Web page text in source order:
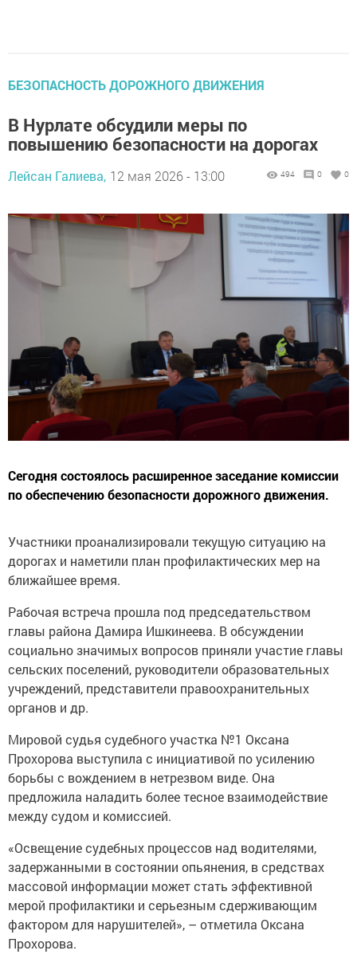
БЕЗОПАСНОСТЬ ДОРОЖНОГО ДВИЖЕНИЯ
В Нурлате обсудили меры по
повышению безопасности на дорогах
Лейсан Галиева, 12 мая 2026 - 13:00 494 0 0
Сегодня состоялось расширенное заседание комиссии
по обеспечению безопасности дорожного движения.
Участники проанализировали текущую ситуацию на
дорогах и наметили план профилактических мер на
ближайшее время.
Рабочая встреча прошла под председательством
главы района Дамира Ишкинеева. В обсуждении
социально значимых вопросов приняли участие главы
сельских поселений, руководители образовательных
учреждений, представители правоохранительных
органов и др.
Мировой судья судебного участка №1 Оксана
Прохорова выступила с инициативой по усилению
борьбы с вождением в нетрезвом виде. Она
предложила наладить более тесное взаимодействие
между судом и комиссией.
«Освещение судебных процессов над водителями,
задержанными в состоянии опьянения, в средствах
массовой информации может стать эффективной
мерой профилактики и серьезным сдерживающим
фактором для нарушителей», – отметила Оксана
Прохорова.